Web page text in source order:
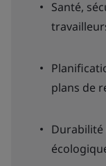
Santé,
plans de